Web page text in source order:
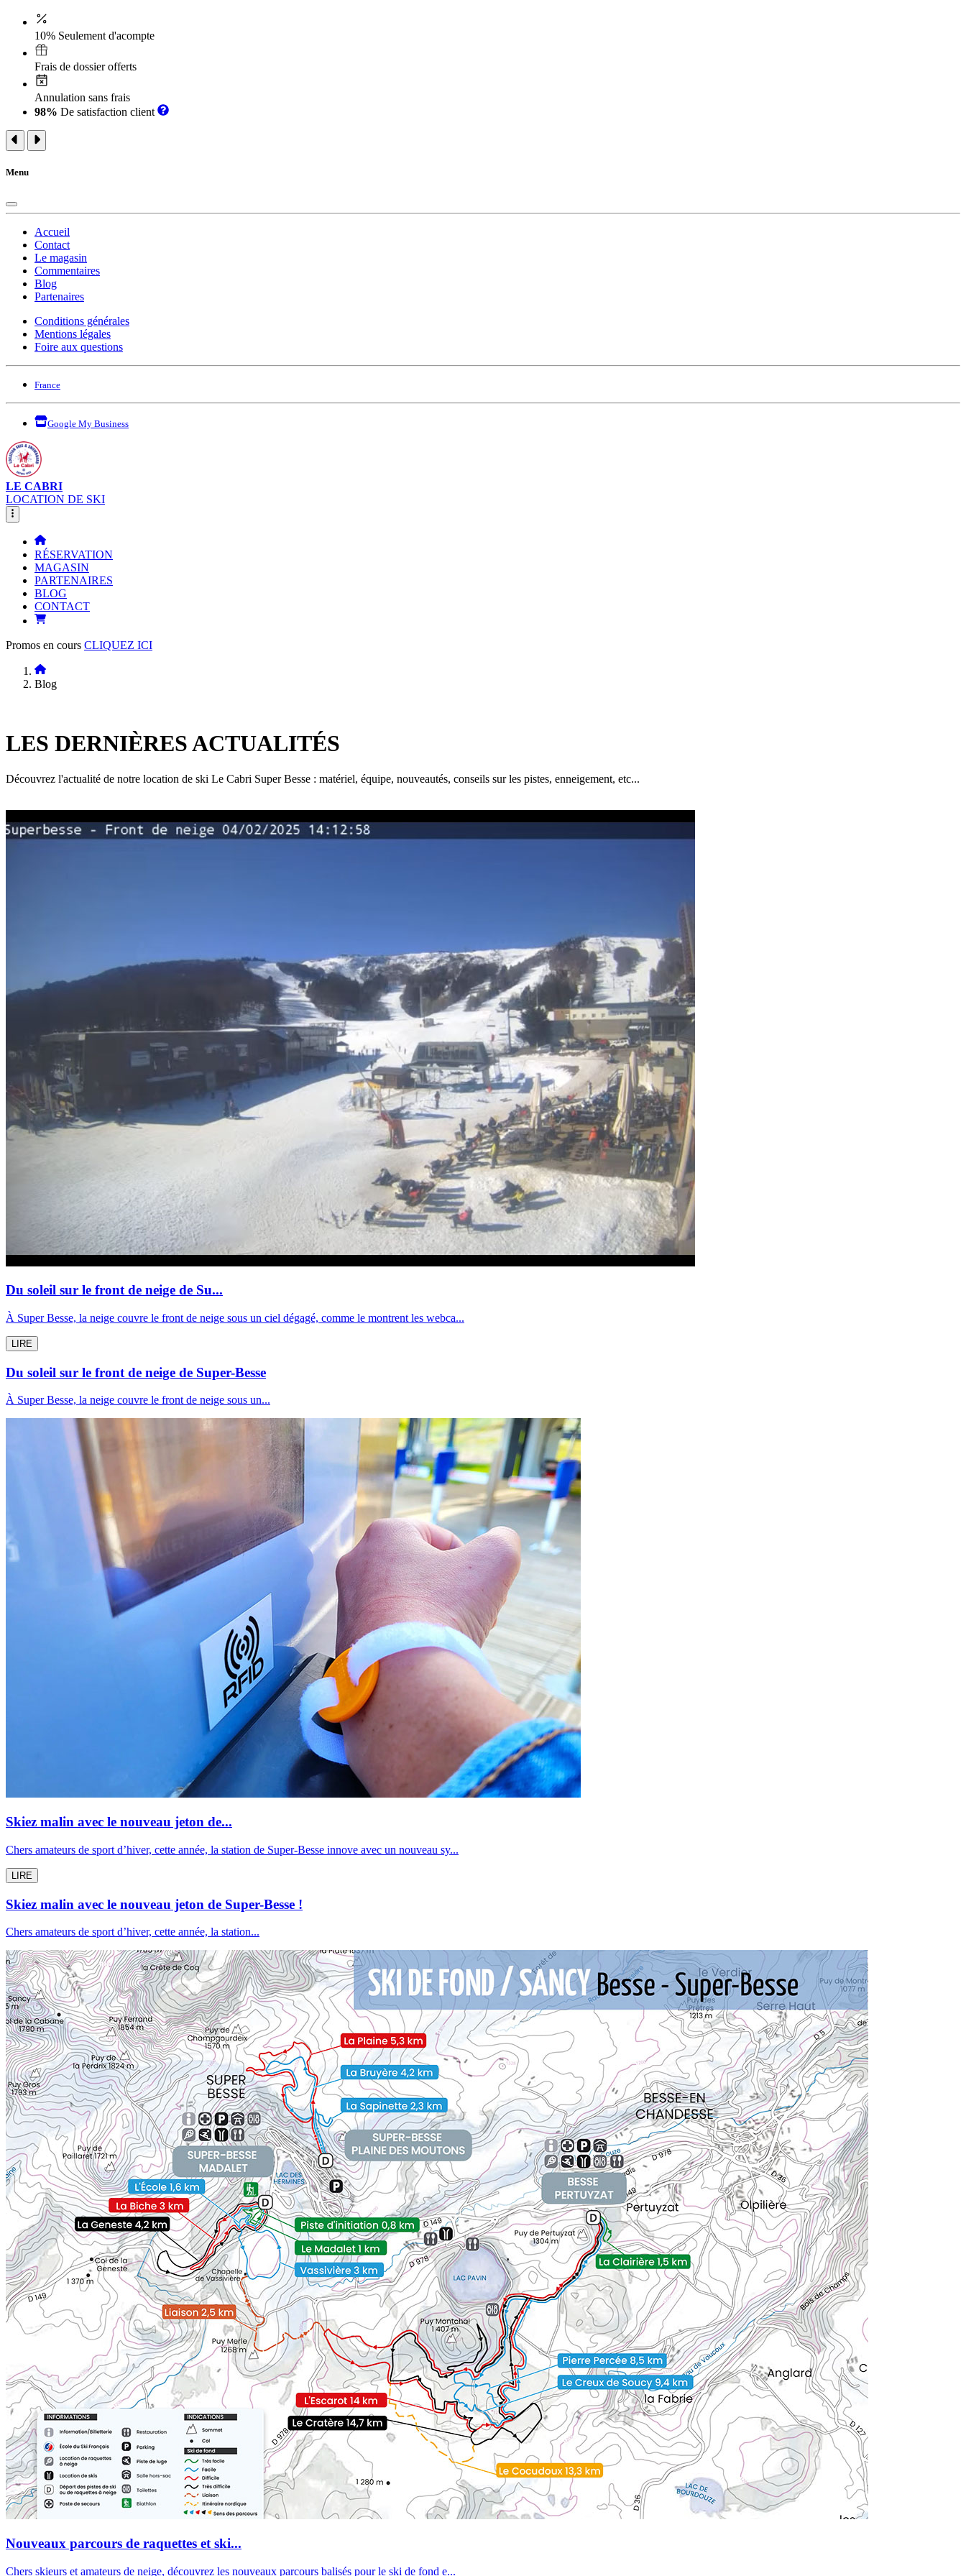
10% Seulement d'acompte
Frais de dossier offerts
Annulation sans frais
98% De satisfaction client
Menu
Accueil
Contact
Le magasin
Commentaires
Blog
Partenaires
Conditions générales
Mentions légales
Foire aux questions
France
Google My Business
LE CABRI
LOCATION DE SKI
RÉSERVATION
MAGASIN
PARTENAIRES
BLOG
CONTACT
Promos en cours CLIQUEZ ICI
Blog
LES DERNIÈRESACTUALITÉS
Découvrez l'actualité de notre location de ski Le Cabri Super Besse : matériel, équipe, nouveautés, conseils sur les pistes, enneigement, etc...
Du soleil sur le front de neige de Su...
À Super Besse, la neige couvre le front de neige sous un ciel dégagé, comme le montrent les webca...
LIRE
Du soleil sur le front de neige de Super-Besse
À Super Besse, la neige couvre le front de neige sous un...
Skiez malin avec le nouveau jeton de...
Chers amateurs de sport d’hiver, cette année, la station de Super-Besse innove avec un nouveau sy...
LIRE
Skiez malin avec le nouveau jeton de Super-Besse !
Chers amateurs de sport d’hiver, cette année, la station...
Nouveaux parcours de raquettes et ski...
Chers skieurs et amateurs de neige, découvrez les nouveaux parcours balisés pour le ski de fond e...